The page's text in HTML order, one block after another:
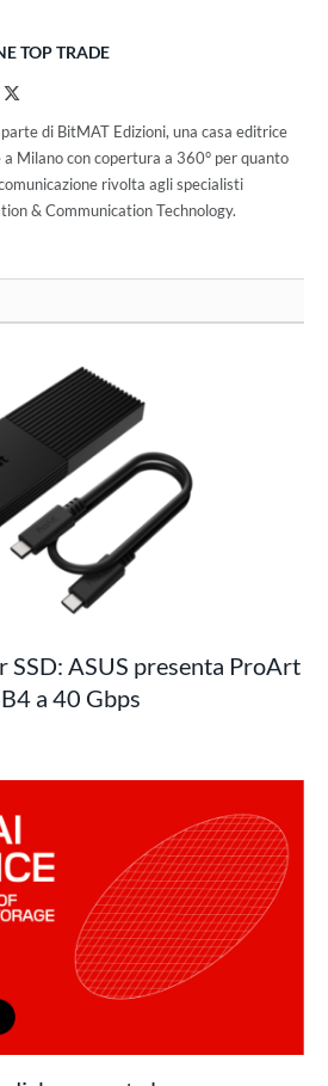
TOP TRADE
di BitMAT Edizioni, una casa editrice
a Milano con copertura a 360° per quanto
rivolta agli specialisti
& Communication Technology.
SSD: ASUS presenta ProArt
a 40 Gbps